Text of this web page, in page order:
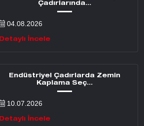
Çadırlarında...
04.08.2026
Detaylı İncele
Endüstriyel Çadırlarda Zemin
Kaplama Seç...
10.07.2026
Detaylı İncele